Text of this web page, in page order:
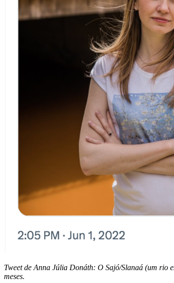
Tweet de Anna Júlia Donáth: O Sajó/Slanaá (um rio
meses.